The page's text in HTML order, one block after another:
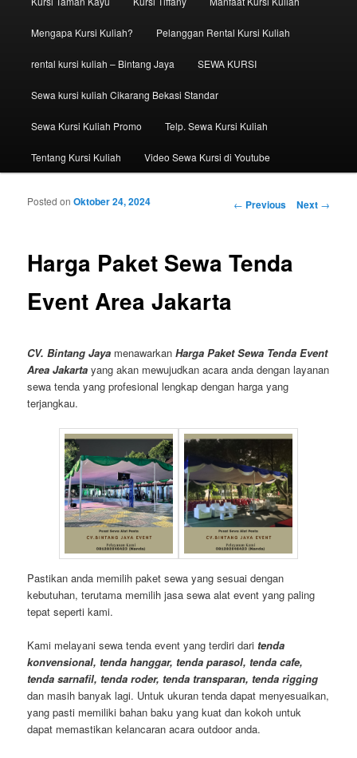
Mengapa Kursi Kuliah? Pelanggan Rental Kursi Kuliah
rental kursi kuliah – Bintang Jaya SEWA KURSI
Sewa kursi kuliah Cikarang Bekasi Standar
Sewa Kursi Kuliah Promo Telp. Sewa Kursi Kuliah
Tentang Kursi Kuliah Video Sewa Kursi di Youtube
Post navigation
← Previous Next →
Harga Paket Sewa Tenda
Event Area Jakarta
Posted onOktober 24, 2024
CV. Bintang Jaya menawarkanHarga Paket Sewa Tenda Event
Area Jakarta yang akan mewujudkan acara anda dengan layanan
sewa tenda yang profesional lengkap dengan harga yang
terjangkau.
Pastikan anda memilih paket sewa yang sesuai dengan
kebutuhan, terutama memilih jasa sewa alat event yang paling
tepat seperti kami.
Kami melayani sewa tenda event yang terdiri dari tenda
konvensional, tenda hanggar, tenda parasol, tenda cafe,
tenda sarnafil, tenda roder, tenda transparan, tenda rigging
dan masih banyak lagi. Untuk ukuran tenda dapat menyesuaikan,
yang pasti memiliki bahan baku yang kuat dan kokoh untuk
dapat memastikan kelancaran acara outdoor anda.